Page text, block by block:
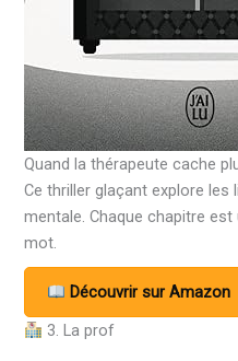
Quand la thérapeute cache
Ce thriller glaçant explore les
mentale. Chaque chapitre est
mot.
Découvrir sur Amazon
3. La prof